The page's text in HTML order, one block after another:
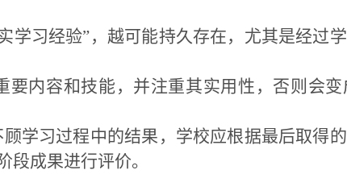
学习经验”，越可能持久存在，尤其是经过
要内容和技能，并注重其实用性，否则会
学习过程中的结果，学校应根据最后取得
段成果进行评价。